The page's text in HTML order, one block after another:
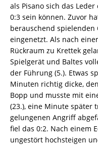
als Pisano sich das Leder
0:3 sein können. Zuvor
berauschend spielenden
eingenetzt. Als nach
Rückraum zu Krettek
Spielgerät und Baltes
der Führung (5.). Etwas
Minuten richtig dicke,
Bopp und musste mit
(23.), eine Minute später
gelungenen Angriff
fiel das 0:2. Nach einem
ungestört hochsteigen